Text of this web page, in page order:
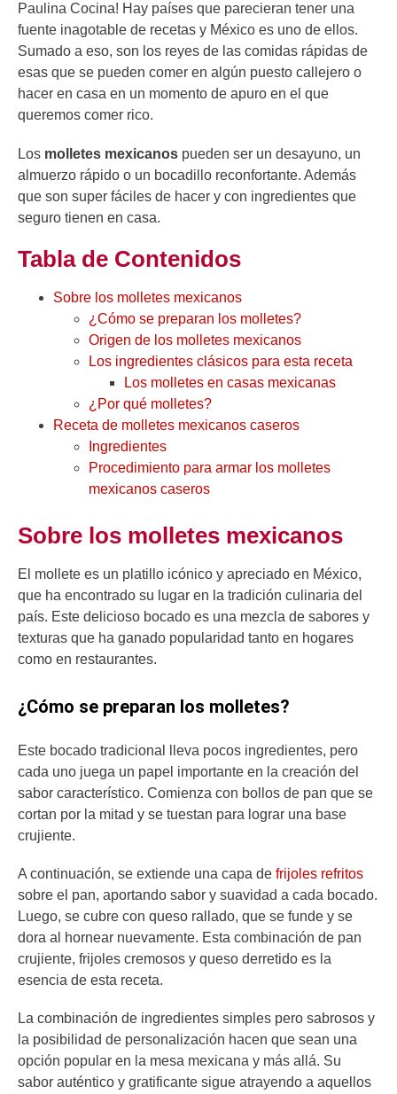
Paulina Cocina! Hay países que parecieran tener una
fuente inagotable de recetas y México es uno de ellos.
Sumado a eso, son los reyes de las comidas rápidas de
esas que se pueden comer en algún puesto callejero o
hacer en casa en un momento de apuro en el que
queremos comer rico.
Los molletes mexicanos pueden ser un desayuno, un
almuerzo rápido o un bocadillo reconfortante. Además
que son super fáciles de hacer y con ingredientes que
seguro tienen en casa.
Tabla de Contenidos
Sobre los molletes mexicanos
¿Cómo se preparan los molletes?
Origen de los molletes mexicanos
Los ingredientes clásicos para esta receta
Los molletes en casas mexicanas
¿Por qué molletes?
Receta de molletes mexicanos caseros
Ingredientes
Procedimiento para armar los molletes
mexicanos caseros
Sobre los molletes mexicanos
El mollete es un platillo icónico y apreciado en México,
que ha encontrado su lugar en la tradición culinaria del
país. Este delicioso bocado es una mezcla de sabores y
texturas que ha ganado popularidad tanto en hogares
como en restaurantes.
¿Cómo se preparan los molletes?
Este bocado tradicional lleva pocos ingredientes, pero
cada uno juega un papel importante en la creación del
sabor característico. Comienza con bollos de pan que se
cortan por la mitad y se tuestan para lograr una base
crujiente.
A continuación, se extiende una capa de frijoles refritos
sobre el pan, aportando sabor y suavidad a cada bocado.
Luego, se cubre con queso rallado, que se funde y se
dora al hornear nuevamente. Esta combinación de pan
crujiente, frijoles cremosos y queso derretido es la
esencia de esta receta.
La combinación de ingredientes simples pero sabrosos y
la posibilidad de personalización hacen que sean una
opción popular en la mesa mexicana y más allá. Su
sabor auténtico y gratificante sigue atrayendo a aquellos